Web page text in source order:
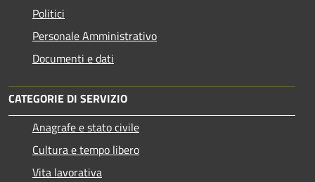
Politici
Personale Amministrativo
Documenti e dati
CATEGORIE DI SERVIZIO
Anagrafe e stato civile
Cultura e tempo libero
Vita lavorativa